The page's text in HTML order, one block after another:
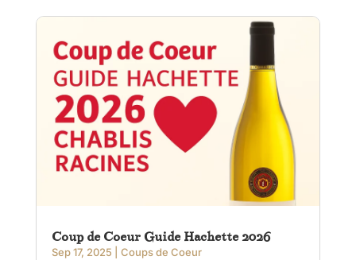
Coup de Coeur Guide Hachette 2026
Sep 17, 2025 Coups de Coeur